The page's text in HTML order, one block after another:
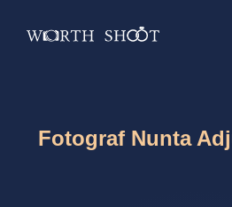
Fotograf Nunta